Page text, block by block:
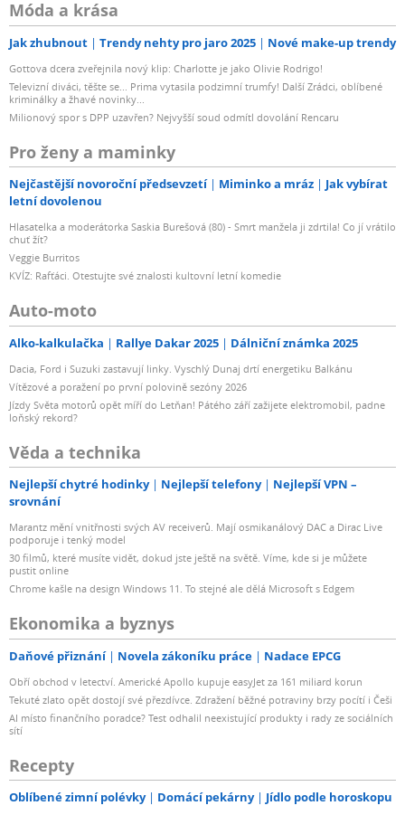
Móda a krása
Jak zhubnout Trendy nehty pro jaro 2025 Nové make-up trendy
Gottova dcera zveřejnila nový klip: Charlotte je jako Olivie Rodrigo!
Televizní diváci, těšte se... Prima vytasila podzimní trumfy! Další Zrádci, oblíbené
kriminálky a žhavé novinky...
Milionový spor s DPP uzavřen? Nejvyšší soud odmítl dovolání Rencaru
Pro ženy a maminky
Nejčastější novoroční předsevzetí Miminko a mráz
Jak vybírat
letní dovolenou
Hlasatelka a moderátorka Saskia Burešová (80) - Smrt manžela ji zdrtila! Co jí vrátilo
chuť žít?
Veggie Burritos
KVÍZ: Rafťáci. Otestujte své znalosti kultovní letní komedie
Auto-moto
Alko-kalkulačka Rallye Dakar 2025 Dálniční známka 2025
Dacia, Ford i Suzuki zastavují linky. Vyschlý Dunaj drtí energetiku Balkánu
Vítězové a poražení po první polovině sezóny 2026
Jízdy Světa motorů opět míří do Letňan! Pátého září zažijete elektromobil, padne
loňský rekord?
Věda a technika
Nejlepší chytré hodinky Nejlepší telefony
Nejlepší VPN –
srovnání
Marantz mění vnitřnosti svých AV receiverů. Mají osmikanálový DAC a Dirac Live
podporuje i tenký model
30 filmů, které musíte vidět, dokud jste ještě na světě. Víme, kde si je můžete
pustit online
Chrome kašle na design Windows 11. To stejné ale dělá Microsoft s Edgem
Ekonomika a byznys
Daňové přiznání Novela zákoníku práce Nadace EPCG
Obří obchod v letectví. Americké Apollo kupuje easyJet za 161 miliard korun
Tekuté zlato opět dostojí své přezdívce. Zdražení běžné potraviny brzy pocítí i Češi
AI místo finančního poradce? Test odhalil neexistující produkty i rady ze sociálních
sítí
Recepty
Oblíbené zimní polévky Domácí pekárny Jídlo podle horoskopu